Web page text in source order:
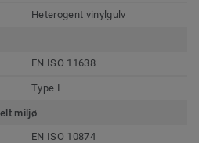
Heterogent vinylgulv
EN ISO 11638
Type I
miljø
EN ISO 10874